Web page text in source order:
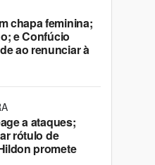
chapa feminina;
e Confúcio
ao renunciar à
a ataques;
rótulo de
promete